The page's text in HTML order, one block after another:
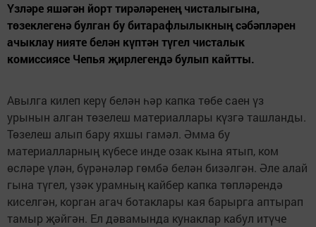
Үзләре яшәгән йорт тирәләренең чисталыгына,
төзеклегенә булган бу битарафлылыкның сәбәпләрен
ачыклау нияте белән күптән түгел чисталык
комиссиясе Чепья җирлегендә булып кайтты.
Авылга килеп керү белән һәр капка төбе саен үз
урынын алган төзелеш материаллары күзгә ташланды.
Төзелеш алып бару яхшы гамәл. Әмма бу
материалларның күбесе инде озак кына ятып, ком
өсләре үлән, бүрәнәләр гөмбә белән бизәлгән. Әле алай
гына түгел, үзәк урамның кайбер капка төпләрендә
киселгән, корган агач ботаклары кая барырга аптырап
тамыр җәйгән. Ел дәвамында кунаклар кабул итүче